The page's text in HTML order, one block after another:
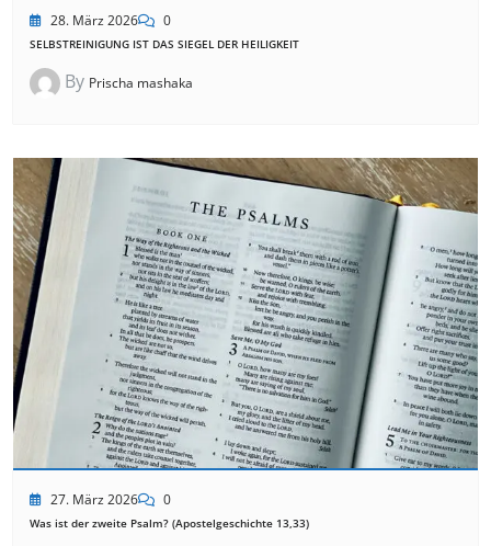
28. März 2026 0
SELBSTREINIGUNG IST DAS SIEGEL DER HEILIGKEIT
By Prischa mashaka
27. März 2026 0
Was ist der zweite Psalm? (Apostelgeschichte 13,33)